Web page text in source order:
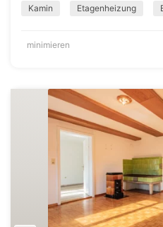
Kamin Etagenheizung
minimieren